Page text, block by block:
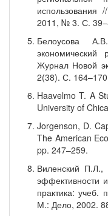
использования
2011, № 3. С.
Белоусова
экономический
Журнал Новой
2(38). С.
Haavelmo T. A
University of
Jorgenson, D.
The American
pp. 247–259.
Виленский
эффективности
практика: учеб.
М.: Дело, 2002.